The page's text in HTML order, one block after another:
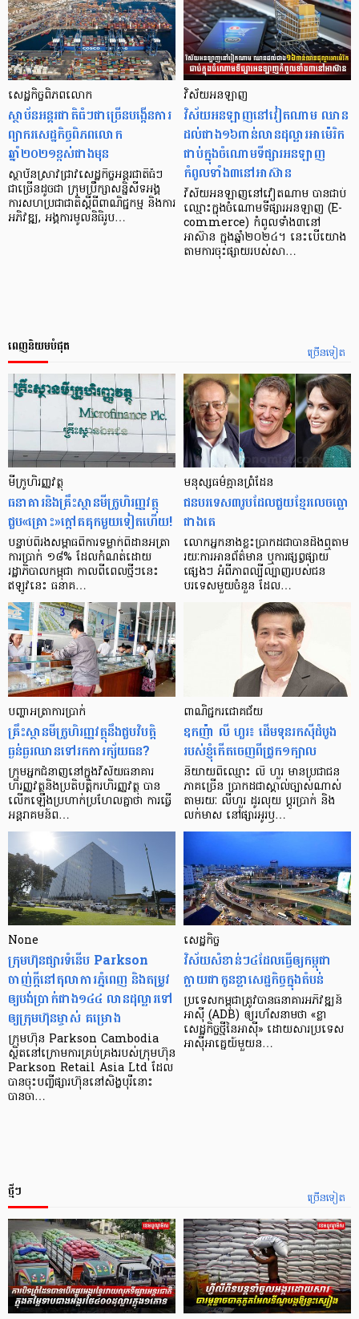
សេដ្ឋកិច្ចពិភពលោក
ស្ថាប័នអន្តរជាតិធំៗជាច្រើនបង្កើនការ
ព្យាករសេដ្ឋកិច្ចពិភពលោក
ឆ្នាំ២០២១ខ្ពស់ជាងមុន
ស្ថាប័នស្រាវជ្រាវសេដ្ឋកិច្ចអន្តរជាតិធំៗ
ជាច្រើនដូចជា ក្រុមប្រឹក្សាសន្និសីទអង្គ
ការសហប្រជាជាតិស្តីពីពាណិជ្ជកម្ម និងការ
អភិវឌ្ឍ, អង្គការមូលនិធិរូប…
វិស័យអនឡាញ
វិស័យអនឡាញនៅវៀតណាម ឈាន
ដល់ជាង១៦ពាន់លានដុល្លារអាម៉េរិក
ជាប់ក្នុងចំណោមទីផ្សារអនឡាញ
កំពូលទាំង៣នៅអាស៊ាន
វិស័យអនឡាញនៅវៀតណាម បានជាប់
ឈ្មោះក្នុងចំណោមទីផ្សារអនឡាញ (E-
commerce) កំពូលទាំង៣នៅ
អាស៊ាន ក្នុងឆ្នាំ២០២៤។ នេះបើយោង
តាមការចុះផ្សាយរបស់សា…
ច្រើនទៀត
ពេញនិយមបំផុត
មីក្រូ​ហិរញ្ញវត្ថុ
ធនាគារ​និង​គ្រឹះស្ថាន​មីក្រូ​ហិរញ្ញវត្ថុ​
ជួប«គ្រោះ»ក្តៅ​គគុក​មួយ​ទៀត​ហើយ!
បន្ទាប់​ពី​រង​សម្ពាធ​​ពី​ការ​ទម្លាក់​ពិដាន​អត្រា​
ការ​ប្រាក់ ១៨​% ដែល​កំណត់​ដោយ​
រដ្ឋាភិបាល​កម្ពុជា កាល​ពី​ពេល​ថ្មីៗ​នេះ
ឥឡូវ​នេះ ធនាគ…
មនុស្ស​ធម៌​គ្មាន​ព្រំដែន
ជន​បរទេស​៣​រូប​ដែល​ជួយ​ខ្មែរ​លេច​ធ្លោ​
ជាង​គេ
លោកអ្នក​នាង​ខ្លះ​ប្រាកដ​ជា​បាន​​ដឹង​ឮ​តាម​
រយៈ​ការ​អាន​ព័ត៌មាន ឬ​ការ​ផ្សព្វផ្សាយ​
ផ្សេងៗ អំពី​ភាព​ល្បីល្បាញ​របស់​ជន​
បរទេស​មួយ​ចំនួន ដែល…
បញ្ហា​អត្រា​ការប្រាក់
គ្រឹះស្ថាន​មីក្រូ​ហិរញ្ញវត្ថុ​នឹង​ជួប​វិបត្តិ​
ធ្ងន់ធ្ងរ​ឈាន​ទៅ​រក​ការ​ក្ស័យធន?
ក្រុម​អ្នក​ជំនាញ​នៅ​ក្នុង​វិស័យ​ធនាគារ
ហិរញ្ញវត្ថុ​និង​ប្រតិបត្តិករ​ហិរញ្ញ​វត្ថុ បាន​​
លើក​ឡើង​ប្រហាក់​ប្រហែល​គ្នា​ថា ការ​ធ្វើ​
អន្តរាគមន៍​ព…
ពាណិជ្ជករជោគជ័យ
ឧកញ៉ា លី ហួរ៖ ដើមទុនរកស៊ីដំបូង
របស់ខ្ញុំកើតចេញពីជ្រូក១ក្បាល
និយាយ​ពី​ឈ្មោះ លី ហួរ មាន​ប្រជាជន​
ភាគ​ច្រើន ប្រាកដ​ជា​ស្គាល់​ច្បាស់​ណាស់
តាមរយៈ លីហួរ ដូរ​លុយ ប្តូរ​បា្រក់ និង​
លក់​មាស នៅ​ផ្សារ​អូរ​ឫ…
None
ក្រុមហ៊ុនផ្សារទំនើប Parkson
ចាញ់ក្ដីនៅតុលាការភ្នំពេញ និងតម្រូវ
ឲ្យបង់ប្រាក់ជាង១៤៤ លានដុល្លារទៅ
ឲ្យក្រុមហ៊ុនម្ចាស់ គម្រោង
ក្រុមហ៊ុន Parkson Cambodia
ស្ថិតនៅក្រោមការគ្រប់គ្រងរបស់ក្រុមហ៊ុន
Parkson Retail Asia Ltd ដែល
បានចុះបញ្ចីផ្សារហ៊ុននៅសិង្ហបុរីនោះ
បានចា…
សេដ្ឋកិច្ច​
វិស័យ​សំខាន់ៗ​៤​ដែល​ធ្វើ​ឲ្យ​កម្ពុជា​
ក្លាយ​ជា​កូន​ខ្លា​សេដ្ឋកិច្ច​ក្នុង​តំបន់
ប្រទេស​កម្ពុជា​ត្រូវ​បាន​ធនាគារ​អភិវឌ្ឍន៍​
អាស៊ី (ADB) ឲ្យ​រហ័ស​នាមថា «ខ្លា​
សេដ្ឋកិច្ច​ថ្មី​នៃ​អាស៊ី» ដោយសារ​ប្រទេស​
អាស៊ី​អាគ្នេយ៍​មួយ​ន…
ច្រើនទៀត
ថ្មីៗ